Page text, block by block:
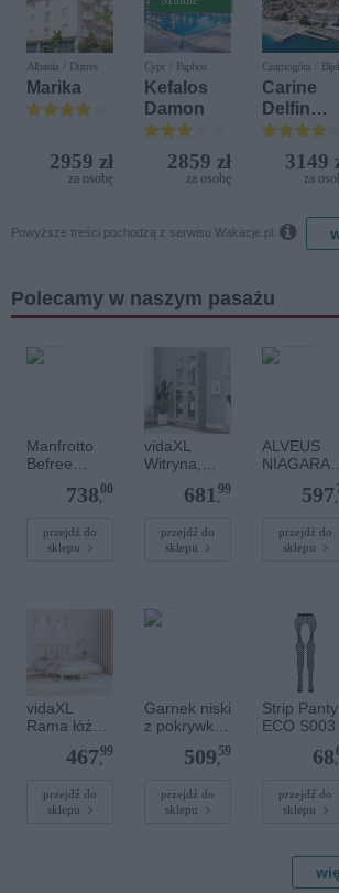
Albania / Durres
Marika
2959 zł
za osobę
Cypr / Paphos
Kefalos
Damon
2859 zł
za osobę
Czarnogóra /
Carine
Delfin
Bijela (ex.
Iberostar
Bijela
3149
za
Powyższe treści pochodzą z serwisu Wakacje.pl. 
Polecamy w naszym pasażu
Manfrotto
Befree
738,
00
przejdź do
sklepu
vidaXL
Witryna,
betonu,
85,5 cm
681 ,
99
przejdź do
sklepu
ALVEUS
NIAGARA
zlewozmyw
granitowy
beżowy
597,
przejdź do
sklepu
vidaXL
Rama łóżka,
lite drewno,
120x190
podwójna
467,
99
przejdź do
sklepu
Garnek niski
z pokrywką,
509,
59
przejdź do
sklepu
Strip
ECO S003
68,
przejdź do
sklepu